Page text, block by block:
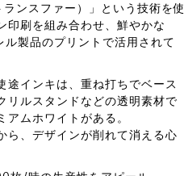
ンスファー）」という技術を使
印刷を組み合わせ、鮮やかな
製品のプリントで活用されて
途インキは、重ね打ちでベース
リルスタンドなどの透明素材で
ムホワイトがある。
ら、デザインが削れて消える心